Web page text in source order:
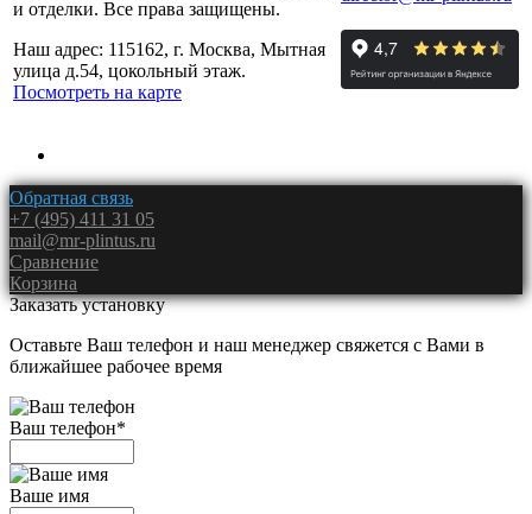
и отделки. Все права защищены.
Наш адрес: 115162, г. Москва, Мытная
улица д.54, цокольный этаж.
Посмотреть на карте
Обратная связь
+7 (495) 411 31 05
mail@mr-plintus.ru
Сравнение
Корзина
Заказать установку
Оставьте Ваш телефон и наш менеджер свяжется с Вами в
ближайшее рабочее время
Ваш телефон*
Ваше имя